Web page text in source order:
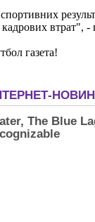
спортивних
втрат", -
газета!